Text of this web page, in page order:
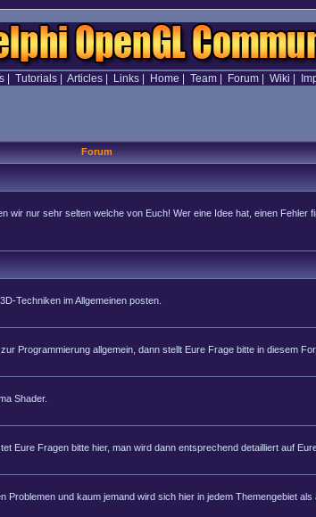
| Tutorials| Articles| Links| Home Team| Forum| Wiki
Forum
wir nur sehr selten welche von Euch! Wer eine Idee hat, einen Fehler
Techniken im Allgemeinen posten.
Programmierung allgemein, dann stellt Eure Frage bitte in diesem
Shader.
Eure Fragen bitte hier, man wird dann entsprechend detailliert auf
Problemen und kaum jemand wird sich hier in jedem Themengebiet